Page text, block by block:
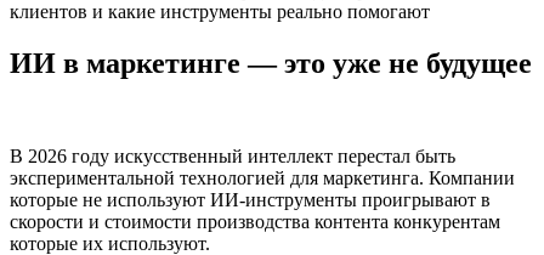
клиентов и какие инструменты реально помогают
ИИ в маркетинге — это уже не будущее
В 2026 году искусственный интеллект перестал быть
экспериментальной технологией для маркетинга. Компании
которые не используют ИИ-инструменты проигрывают в
скорости и стоимости производства контента конкурентам
которые их используют.